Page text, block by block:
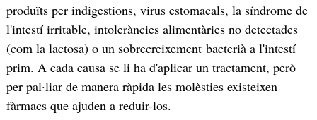
produïts per indigestions, virus estomacals, la síndrome de
l'intestí irritable, intoleràncies alimentàries no detectades
(com la lactosa) o un sobrecreixement bacterià a l'intestí
prim. A cada causa se li ha d'aplicar un tractament, però
per pal·liar de manera ràpida les molèsties existeixen
fàrmacs que ajuden a reduir-los.